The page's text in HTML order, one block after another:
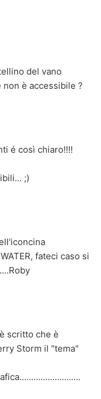
del vano
è accessibile ?
é così chiaro!!!!
;)
fateci caso si
scritto che è
Storm il "tema"